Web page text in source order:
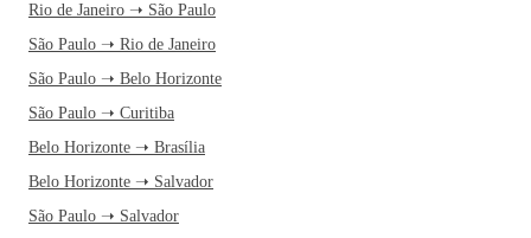
Rio de Janeiro ➝ São Paulo
São Paulo ➝ Rio de Janeiro
São Paulo ➝ Belo Horizonte
São Paulo ➝ Curitiba
Belo Horizonte ➝ Brasília
Belo Horizonte ➝ Salvador
São Paulo ➝ Salvador